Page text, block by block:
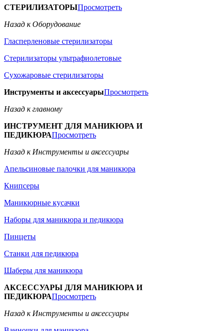
СТЕРИЛИЗАТОРЫПросмотреть
Назад к Оборудование
Гласперленовые стерилизаторы
Стерилизаторы ультрафиолетовые
Сухожаровые стерилизаторы
Инструменты и аксессуарыПросмотреть
Назад к главному
ИНСТРУМЕНТ ДЛЯ МАНИКЮРА И
ПЕДИКЮРАПросмотреть
Назад к Инструменты и аксессуары
Апельсиновые палочки для маникюра
Книпсеры
Маникюрные кусачки
Наборы для маникюра и педикюра
Пинцеты
Станки для педикюра
Шаберы для маникюра
АКСЕССУАРЫ ДЛЯ МАНИКЮРА И
ПЕДИКЮРАПросмотреть
Назад к Инструменты и аксессуары